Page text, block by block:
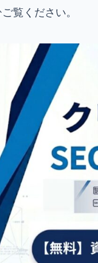
覧ください。